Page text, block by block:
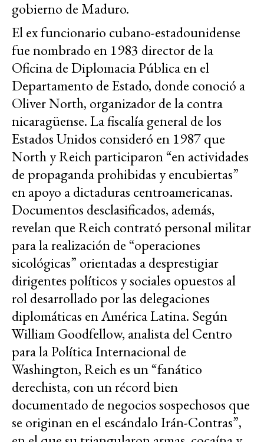
gobierno de Maduro.
El ex funcionario cubano-estadounidense
fue nombrado en 1983 director de la
Oficina de Diplomacia Pública en el
Departamento de Estado, donde conoció a
Oliver North, organizador de la contra
nicaragüense. La fiscalía general de los
Estados Unidos consideró en 1987 que
North y Reich participaron “en actividades
de propaganda prohibidas y encubiertas”
en apoyo a dictaduras centroamericanas.
Documentos desclasificados, además,
revelan que Reich contrató personal militar
para la realización de “operaciones
sicológicas” orientadas a desprestigiar
dirigentes políticos y sociales opuestos al
rol desarrollado por las delegaciones
diplomáticas en América Latina. Según
William Goodfellow, analista del Centro
para la Política Internacional de
Washington, Reich es un “fanático
derechista, con un récord bien
documentado de negocios sospechosos que
se originan en el escándalo Irán-Contras”,